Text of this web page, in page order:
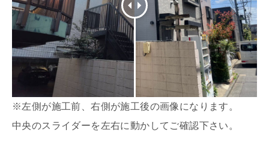
※左側が施工前、右側が施工後の画像になります。
中央のスライダーを左右に動かしてご確認下さい。